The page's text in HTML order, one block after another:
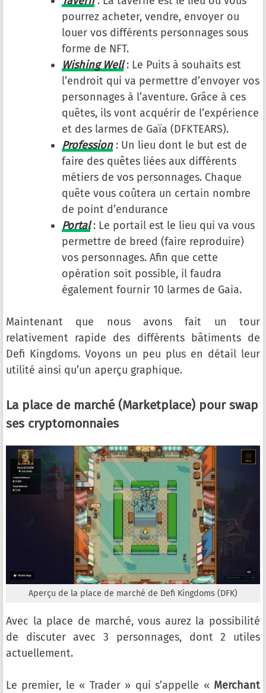
pourrez acheter, vendre, envoyer ou
louer vos différents personnages sous
forme de NFT.
Wishing Well: Le Puits à souhaits est
l’endroit qui va permettre d’envoyer vos
personnages à l’aventure. Grâce à ces
quêtes, ils vont acquérir de l’expérience
et des larmes de Gaïa (DFKTEARS).
Profession : Un lieu dont le but est de
faire des quêtes liées aux différents
métiers de vos personnages. Chaque
quête vous coûtera un certain nombre
de point d’endurance
Portal : Le portail est le lieu qui va vous
permettre de breed (faire reproduire)
vos personnages. Afin que cette
opération soit possible, il faudra
également fournir 10 larmes de Gaia.
Maintenant que nous avons fait un tour
relativement rapide des différents bâtiments de
Defi Kingdoms. Voyons un peu plus en détail leur
utilité ainsi qu’un aperçu graphique.
La place de marché (Marketplace) pour swap
ses cryptomonnaies
Aperçu de la place de marché de Defi Kingdoms (DFK)
Avec la place de marché, vous aurez la possibilité
de discuter avec 3 personnages, dont 2 utiles
actuellement.
Le premier, le « Trader » qui s’appelle « Merchant